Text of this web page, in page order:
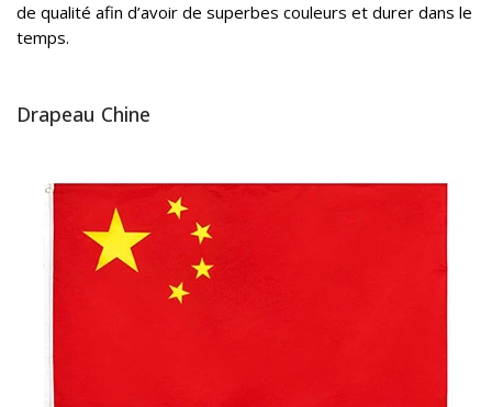
de qualité afin d’avoir de superbes couleurs et durer dans le
temps.
Drapeau Chine